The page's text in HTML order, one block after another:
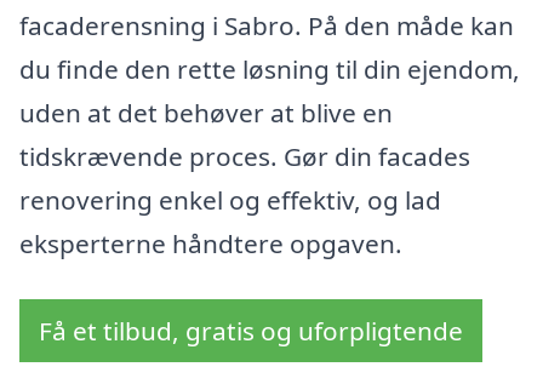
facaderensning i Sabro. På den måde kan
du finde den rette løsning til din ejendom,
uden at det behøver at blive en
tidskrævende proces. Gør din facades
renovering enkel og effektiv, og lad
eksperterne håndtere opgaven.
Få et tilbud, gratis og uforpligtende